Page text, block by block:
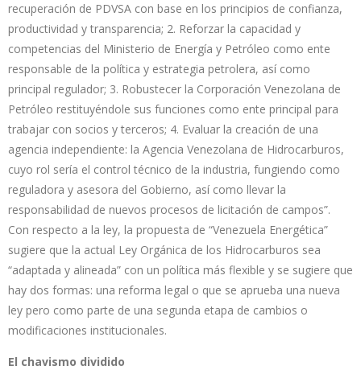
recuperación de PDVSA con base en los principios de confianza,
productividad y transparencia; 2. Reforzar la capacidad y
competencias del Ministerio de Energía y Petróleo como ente
responsable de la política y estrategia petrolera, así como
principal regulador; 3. Robustecer la Corporación Venezolana de
Petróleo restituyéndole sus funciones como ente principal para
trabajar con socios y terceros; 4. Evaluar la creación de una
agencia independiente: la Agencia Venezolana de Hidrocarburos,
cuyo rol sería el control técnico de la industria, fungiendo como
reguladora y asesora del Gobierno, así como llevar la
responsabilidad de nuevos procesos de licitación de campos”.
Con respecto a la ley, la propuesta de “Venezuela Energética”
sugiere que la actual Ley Orgánica de los Hidrocarburos sea
“adaptada y alineada” con un política más flexible y se sugiere que
hay dos formas: una reforma legal o que se aprueba una nueva
ley pero como parte de una segunda etapa de cambios o
modificaciones institucionales.
El chavismo dividido